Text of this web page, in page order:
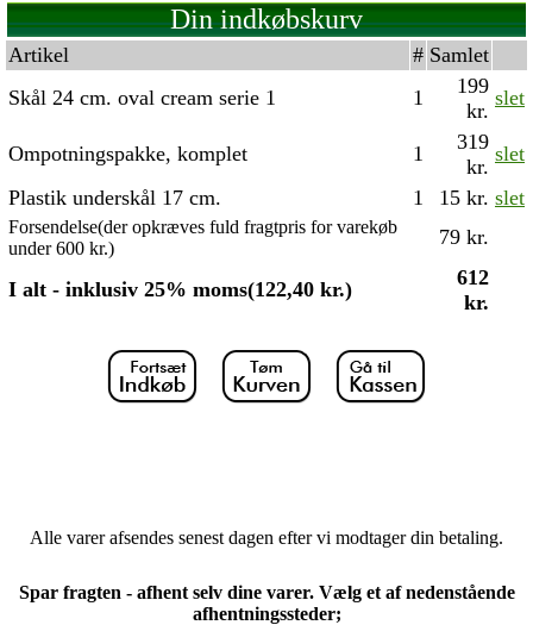
Din indkøbskurv
Artikel # Samlet
Skål 24 cm. oval cream serie 1
1
199
kr.
slet
Ompotningspakke, komplet 1
319
kr.
slet
Plastik underskål 17 cm.
1 15 kr. slet
Forsendelse(der opkræves fuld fragtpris for varekøb
under 600 kr.)
79 kr.
I alt - inklusiv 25% moms(122,40 kr.)
612
kr.
Alle varer afsendes senest dagen efter vi modtager din betaling.
Spar fragten - afhent selv dine varer. Vælg et af nedenstående
afhentningssteder;